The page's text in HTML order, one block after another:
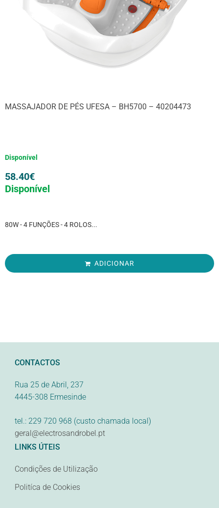
MASSAJADOR DE PÉS UFESA – BH5700 – 40204473
Disponível
58.40€
Disponível
80W - 4 FUNÇÕES - 4 ROLOS...
ADICIONAR
CONTACTOS
Rua 25 de Abril, 237
4445-308 Ermesinde
tel.: 229 720 968 (custo chamada local)
geral@electrosandrobel.pt
LINKS ÚTEIS
Condições de Utilização
Politíca de Cookies